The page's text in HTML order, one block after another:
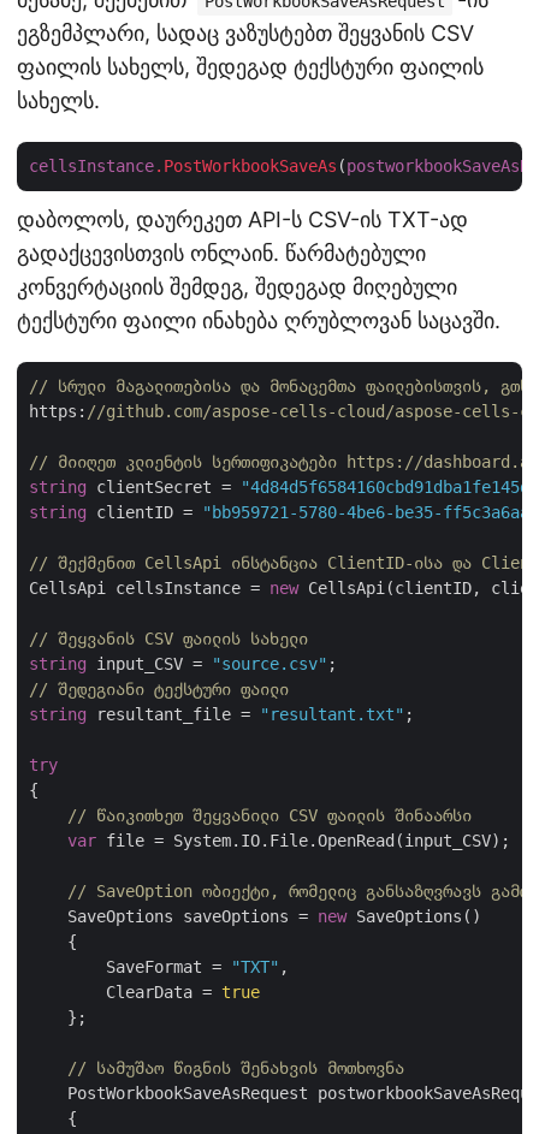
ეგზემპლარი, სადაც ვაზუსტებთ შეყვანის CSV
ფაილის სახელს, შედეგად ტექსტური ფაილის
სახელს.
cellsInstance.PostWorkbookSaveAs (
დაბოლოს, დაურეკეთ API-ს CSV-ის TXT-ად
გადაქცევისთვის ონლაინ. წარმატებული
კონვერტაციის შემდეგ, შედეგად მიღებული
ტექსტური ფაილი ინახება ღრუბლოვან საცავში.
// სრული მაგალითებისა და მონაცემთა ფაილებისთვის,
https: //github.com/aspose-cells-cloud/aspose-cells-
// მიიღეთ კლიენტის სერთიფიკატები https://
string clientSecret =
string clientID = "bb959721-5780-4be6-be35-
// შექმენით CellsApi ინსტანცია ClientID-ისა და
CellsApi cellsInstance = new CellsApi(clientID,
// შეყვანის CSV ფაილის სახელი
string input_CSV = "source.csv"
// შედეგიანი ტექსტური ფაილი
string resultant_file = "resultant.txt" ;
try
{
// წაიკითხეთ შეყვანილი CSV ფაილის შინაარსი
var file = System.IO.File.OpenRead(input_CSV);
// SaveOption ობიექტი, რომელიც განსაზღვრავს
    SaveOptions saveOptions =
new SaveOptions()
    {
        SaveFormat =
"TXT" ,
        ClearData =
true
    };
// სამუშაო წიგნის შენახვის მოთხოვნა
PostWorkbookSaveAsRequest
    {